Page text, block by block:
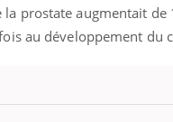
prostate augmentait
au développement du